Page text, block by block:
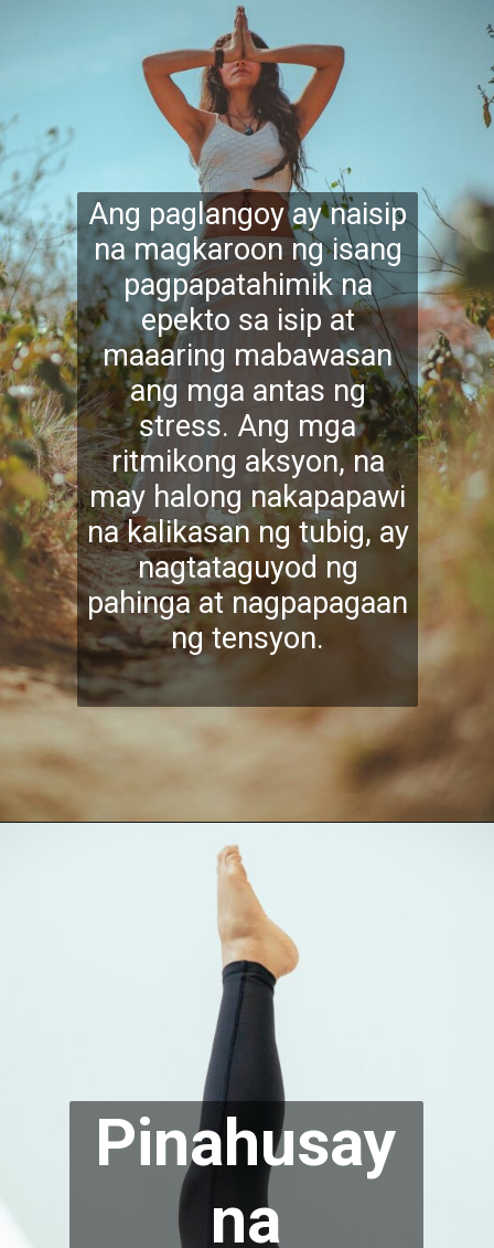
Ang paglangoy ay naisip
na magkaroon ng isang
pagpapatahimik na
epekto sa isip at
maaaring mabawasan
ang mga antas ng
stress. Ang mga
ritmikong aksyon, na
may halong nakapapawi
na kalikasan ng tubig, ay
nagtataguyod ng
pahinga at nagpapagaan
ng tensyon.
Pinahusay
na